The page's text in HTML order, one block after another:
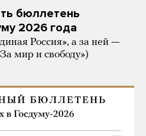
бюллетень
2026 года
Россия», а за ней —
мир и свободу»)